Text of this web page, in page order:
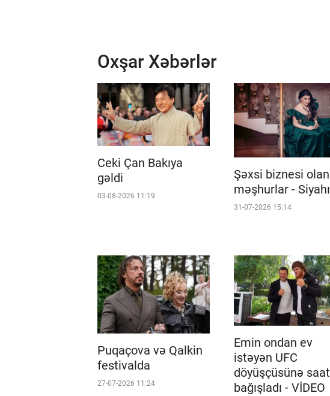
Oxşar Xəbərlər
Ceki Çan Bakıya
gəldi
03-08-2026 11:19
Şəxsi biznesi olan
məşhurlar - Siyahı
31-07-2026 15:14
Puqaçova və Qalkin
festivalda
27-07-2026 11:24
Emin ondan ev
istəyən UFC
döyüşçüsünə saat
bağışladı - VİDEO